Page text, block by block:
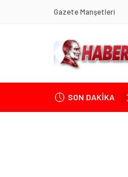
Gazete Manşetleri
SON DAKİKA